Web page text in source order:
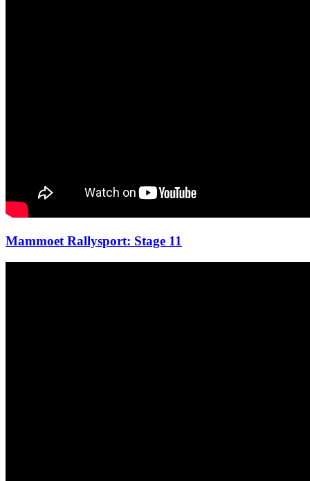
Mammoet Rallysport: Stage 11